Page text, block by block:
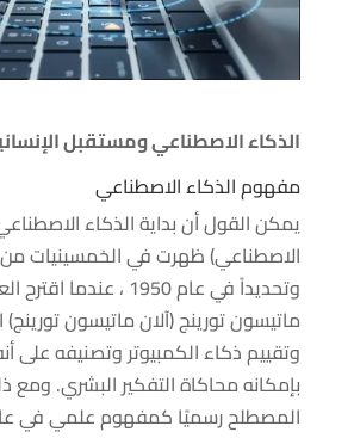
الذكاء الاصطناعي ومستقبل
مفهوم الذكاء الاصطناعي
يمكن القول أن بداية الذكاء
الاصطناعي) ظهرت في الخمسينيات من
وتحديداً في عام 1950 ، عندما
ماتيسون تورينج (آلان ماتيسون تورينج)
وتقييم ذكاء الكمبيوتر وتصنيفه على
بإمكانه محاكاة التفكير البشري. ومع